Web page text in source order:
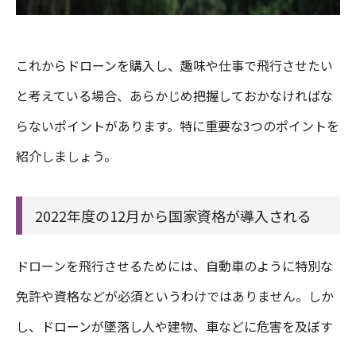
これからドローンを購入し、趣味や仕事で飛行させたい
と考えている場合、あらかじめ把握しておかなければな
らないポイントがあります。特に重要な3つのポイントを
紹介しましょう。
2022年度の12月から国家資格が導入される
ドローンを飛行させるためには、自動車のように特別な
免許や資格などが必須というわけではありません。しか
し、ドローンが墜落し人や建物、車などに危害を及ぼす